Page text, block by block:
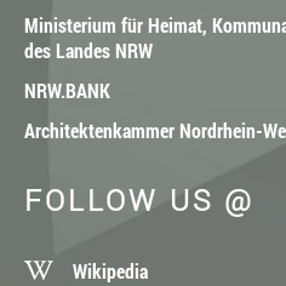
Ministerium für Heimat,
des Landes NRW
NRW.BANK
Architektenkammer Nordrhein-
FOLLOW US @
Wikipedia